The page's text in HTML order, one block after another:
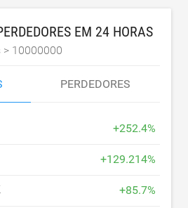
EM 24 HORAS
> 10000000
PERDEDORES
+252.4%
+129.214%
+85.7%